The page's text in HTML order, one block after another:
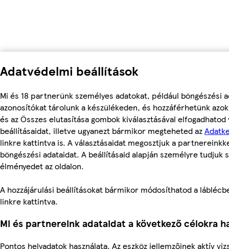
Adatvédelmi beállítások
Mi és 18 partnerünk személyes adatokat, például böngészési
azonosítókat tárolunk a készülékeden, és hozzáférhetünk
és az Összes elutasítása gombok kiválasztásával
beállításaidat, illetve ugyanezt bármikor megteheted az
linkre kattintva is. A választásaidat megosztjuk a
böngészési adataidat. A beállításaid alapján személyre tudjuk
élményedet az oldalon.
A hozzájárulási beállításokat bármikor módosíthatod a
linkre kattintva.
Mi és partnereink adataidat a következő célokra
Pontos helyadatok használata. Az eszköz jellemzőinek aktív